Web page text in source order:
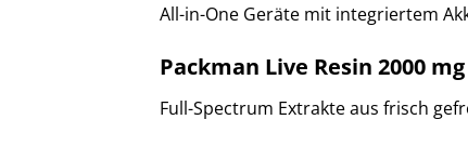
All-in-One Geräte mit integriertem
Packman Live Resin 2000
Full-Spectrum Extrakte aus frisch